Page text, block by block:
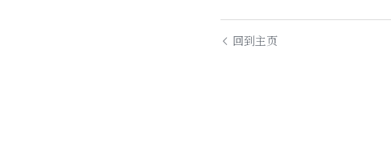
回到主页